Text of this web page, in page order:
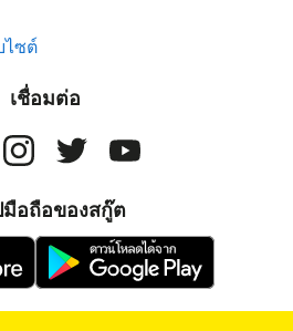
ไซต์
เชื่อมต่อ
อถือของสกู๊ต